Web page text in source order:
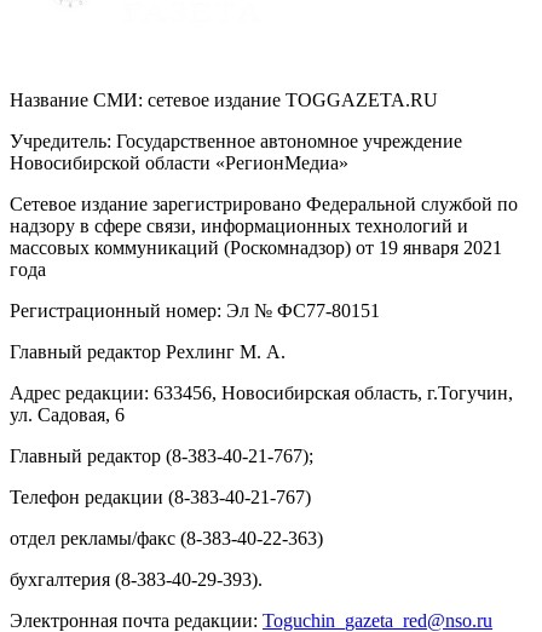
Название СМИ: cетевое издание TOGGAZETA.RU
Учредитель: Государственное автономное учреждение
Новосибирской области «РегионМедиа»
Сетевое издание зарегистрировано Федеральной службой по
надзору в сфере связи, информационных технологий и
массовых коммуникаций (Роскомнадзор) от 19 января 2021
года
Регистрационный номер: Эл № ФС77-80151
Главный редактор Рехлинг М. А.
Адрес редакции: 633456, Новосибирская область, г.Тогучин,
ул. Садовая, 6
Главный редактор (8-383-40-21-767);
Телефон редакции (8-383-40-21-767)
отдел рекламы/факс (8-383-40-22-363)
бухгалтерия (8-383-40-29-393).
Электронная почта редакции: Toguchin gazeta red@nso.ru